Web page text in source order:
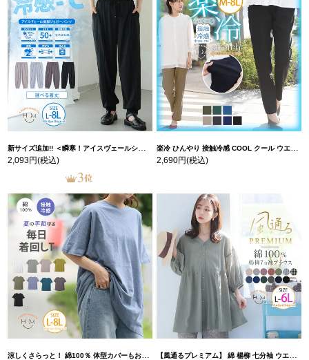
新サイズ追加!! ＜瞬寒！アイスヴェールシリーズ＞ 美脚 ジョガーパンツ 【ウェストゴム】 【ストレッチ】 | 大きいサイズの通販ならハッピーマリリン
2,093円(税込)
楽冷 ひんやり 接触冷感 COOL クール ウエストゴム 楽ちん ストレッチ 美脚 レギパン 【ストレッチ】 | 大きいサイズの通販ならハッピーマリリン
2,690円(税込)
涼しくさらっと！ 綿100％ 体型カバーもお洒落も叶える 風合いコットン ゆるシルエット ドルマン | 大きいサイズの通販ならハッピーマリリン 【風通るプレミアム】 綿 楊柳 七分袖 ウエストギャザー ブラウス | 大きいサイズの通販ならハッピーマリリン